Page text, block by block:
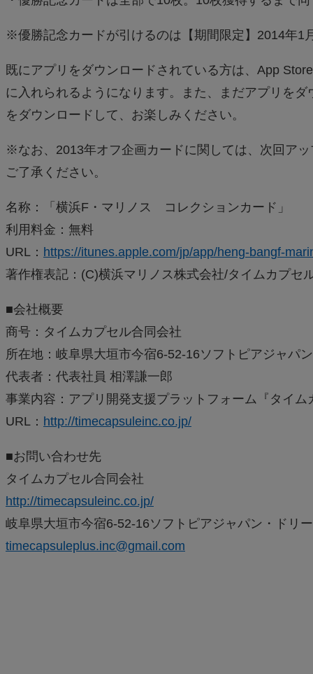
※優勝記念カードが引けるのは【期間限定】2014年1
既にアプリをダウンロードされている方は、App
に入れられるようになります。また、まだアプリを
をダウンロードして、お楽しみください。
※なお、2013年オフ企画カードに関しては、次回ア
ご了承ください。
名称：「横浜F・マリノス コレクションカード」
利用料金：無料
URL： https://itunes.apple.com/jp/app/heng-bangf-
著作権表記：(C)横浜マリノス株式会社/タイムカプセ
■会社概要
商号：タイムカプセル合同会社
所在地：岐阜県大垣市今宿6-52-16ソフトピアジャパ
代表者：代表社員 相澤謙一郎
事業内容：アプリ開発支援プラットフォーム『タイ
URL： http://timecapsuleinc.co.jp/
■お問い合わせ先
タイムカプセル合同会社
http://timecapsuleinc.co.jp/
岐阜県大垣市今宿6-52-16ソフトピアジャパン・ドリ
timecapsuleplus.inc@gmail.com